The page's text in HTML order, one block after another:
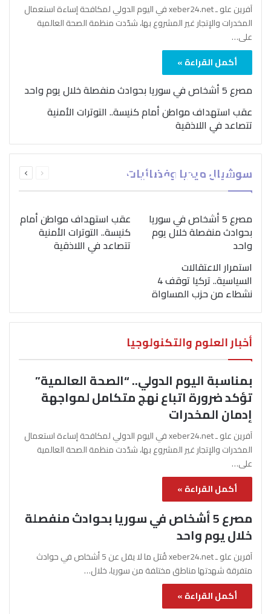
آفرين علو ـ xeber24.net في اليوم الدولي لمكافحة إساءة استعمال
المخدرات والإتجار غير المشروع بها، شدّدت منظمة الصحة العالمية
على…
أكمل القراءة »
مصرع 5 أشخاص في سوريا بحوادث منفصلة خلال يوم واحد
عقب استهداف مواطن أمام كنيسة.. التوترات الأمنية
تتصاعد في اللاذقية
سوشيال ميديا وفضائيات الصفحةالصفحة
بمناسبة اليوم الدولي..
“الصحة العالمية” تؤكد
ضرورة اتباع نهج متكامل
لمواجهة إدمان المخدرات
مصرع 5 أشخاص في سوريا
بحوادث منفصلة خلال يوم
واحد
عقب استهداف مواطن أمام
كنيسة.. التوترات الأمنية
تتصاعد في اللاذقية
استمرار الاعتقالات
السياسية.. تركيا توقف 4
نشطاء من حزب المساواة
أخبار العلوم والتكنولوجيا
بمناسبة اليوم الدولي.. “الصحة العالمية”
تؤكد ضرورة اتباع نهج متكامل لمواجهة
إدمان المخدرات
آفرين علو ـ xeber24.net في اليوم الدولي لمكافحة إساءة استعمال
المخدرات والإتجار غير المشروع بها، شدّدت منظمة الصحة العالمية
على…
أكمل القراءة »
مصرع 5 أشخاص في سوريا بحوادث منفصلة
خلال يوم واحد
آفرين علو ـ xeber24.net قُتل ما لا يقل عن 5 أشخاص في حوادث
متفرقة شهدتها مناطق مختلفة من سوريا، خلال…
أكمل القراءة »